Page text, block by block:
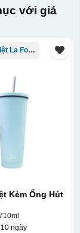
bát cơm
với giá
Bình giữ nhiệt La Fonte
Kèm Ống Hút
10 ngày